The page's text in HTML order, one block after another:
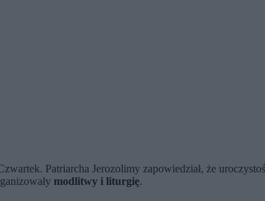
Patriarcha Jerozolimy zapowiedział, że
modlitwy i liturgię.